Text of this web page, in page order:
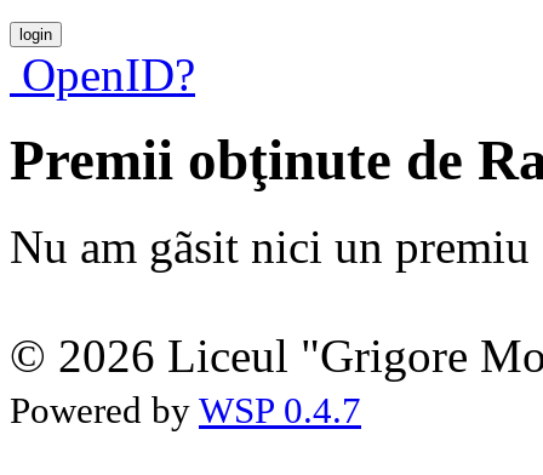
OpenID?
Premii obţinute de
Nu am gãsit nici un premiu
© 2026 Liceul "Grigore
Powered by WSP 0.4.7